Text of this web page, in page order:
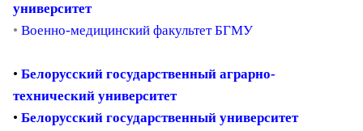
университет
• Военно-медицинский факультет БГМУ
• Белорусский государственный аграрно-
технический университет
• Белорусский государственный университет